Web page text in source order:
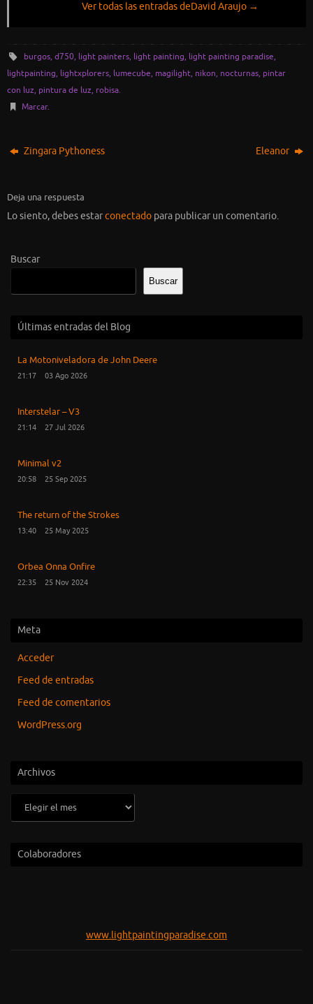
Ver todas las entradas deDavid Araujo →
burgos, d750, light painters, light painting, light painting paradise,
lightpainting, lightxplorers, lumecube, magilight, nikon, nocturnas, pintar
con luz, pintura de luz, robisa.
Marcar.
Zingara Pythoness Eleanor
Deja una respuesta
Lo siento, debes estarconectado para publicar un comentario.
Buscar
Buscar
Últimas entradas del Blog
La Motoniveladora de John Deere
21:17 03 Ago 2026
Interstelar – V3
21:14 27 Jul 2026
Minimal v2
20:58 25 Sep 2025
The return of the Strokes
13:40 25 May 2025
Orbea Onna Onfire
22:35 25 Nov 2024
Meta
Acceder
Feed de entradas
Feed de comentarios
WordPress.org
Archivos
Colaboradores
www.lightpaintingparadise.com